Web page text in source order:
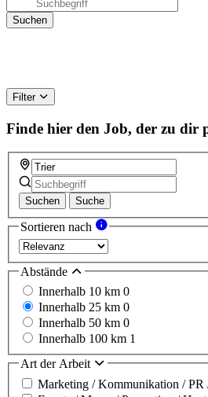
Filter
Finde hier den Job, der zu dir
Suchen Suche
Sortieren nach
Abstände
Innerhalb 10 km 0
Innerhalb 25 km 0
Innerhalb 50 km 0
Innerhalb 100 km 1
Art der Arbeit
Marketing / Kommunikation / PR